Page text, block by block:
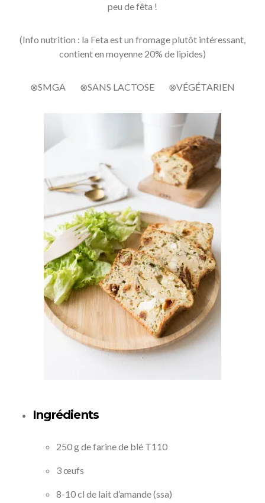
peu de fêta !
(Info nutrition : la Feta est un fromage plutôt intéressant,
contient en moyenne 20% de lipides)
⊗SMGA ⊗SANS LACTOSE ⊗VÉGÉTARIEN
Ingrédients
250 g de farine de blé T110
3 œufs
8-10 cl de lait d’amande (ssa)